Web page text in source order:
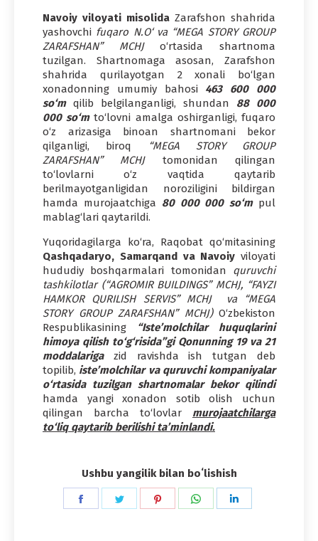
Navoiy viloyati misolida Zarafshon shahrida
yashovchi fuqaro N.O‘ va “MEGA STORY GROUP
ZARAFSHAN” MCHJo‘rtasida shartnoma
tuzilgan. Shartnomaga asosan, Zarafshon
shahrida qurilayotgan 2 xonali bo‘lgan
xonadonning umumiy bahosi 463 600 000
so‘m qilib belgilanganligi, shundan 88 000
000 so‘mto‘lovni amalga oshirganligi, fuqaro
o‘z arizasiga binoan shartnomani bekor
qilganligi, biroq
“MEGA STORY GROUP
ZARAFSHAN” MCHJtomonidan qilingan
to‘lovlarni o‘z vaqtida qaytarib
berilmayotganligidan noroziligini bildirgan
hamda murojaatchiga 80 000 000 so‘mpul
mablag‘lari qaytarildi.
Yuqoridagilarga ko‘ra, Raqobat qo‘mitasining
Qashqadaryo, Samarqand va Navoiy viloyati
hududiy boshqarmalari tomonidan quruvchi
tashkilotlar (“AGROMIR BUILDINGS” MCHJ, “FAYZI
HAMKOR QURILISH SERVIS” MCHJ va “MEGA
STORY GROUP ZARAFSHAN” MCHJ)O‘zbekiston
Respublikasining
“Iste’molchilar huquqlarini
himoya qilish to‘g‘risida”gi Qonunning 19 va 21
moddalarigazid ravishda ish tutgan deb
topilib, iste’molchilar va quruvchi kompaniyalar
o‘rtasida tuzilgan shartnomalar bekor qilindi
hamda yangi xonadon sotib olish uchun
qilingan barcha to‘lovlar murojaatchilarga
to‘liq qaytarib berilishi ta’minlandi.
Ushbu yangilik bilan boʻlishish
Share
Share
Share
Share